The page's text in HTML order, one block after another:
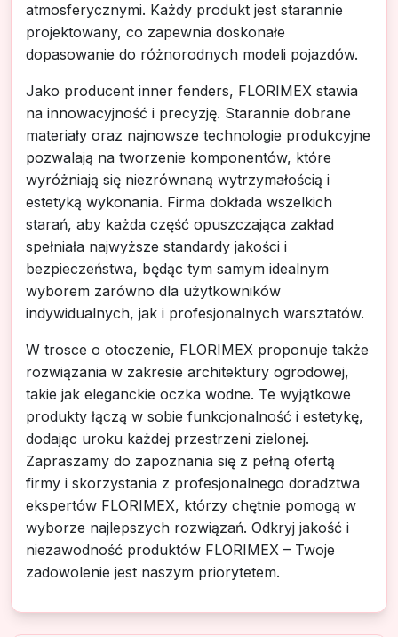
atmosferycznymi. Każdy produkt jest starannie
projektowany, co zapewnia doskonałe
dopasowanie do różnorodnych modeli pojazdów.
Jako producent inner fenders, FLORIMEX stawia
na innowacyjność i precyzję. Starannie dobrane
materiały oraz najnowsze technologie produkcyjne
pozwalają na tworzenie komponentów, które
wyróżniają się niezrównaną wytrzymałością i
estetyką wykonania. Firma dokłada wszelkich
starań, aby każda część opuszczająca zakład
spełniała najwyższe standardy jakości i
bezpieczeństwa, będąc tym samym idealnym
wyborem zarówno dla użytkowników
indywidualnych, jak i profesjonalnych warsztatów.
W trosce o otoczenie, FLORIMEX proponuje także
rozwiązania w zakresie architektury ogrodowej,
takie jak eleganckie oczka wodne. Te wyjątkowe
produkty łączą w sobie funkcjonalność i estetykę,
dodając uroku każdej przestrzeni zielonej.
Zapraszamy do zapoznania się z pełną ofertą
firmy i skorzystania z profesjonalnego doradztwa
ekspertów FLORIMEX, którzy chętnie pomogą w
wyborze najlepszych rozwiązań. Odkryj jakość i
niezawodność produktów FLORIMEX – Twoje
zadowolenie jest naszym priorytetem.